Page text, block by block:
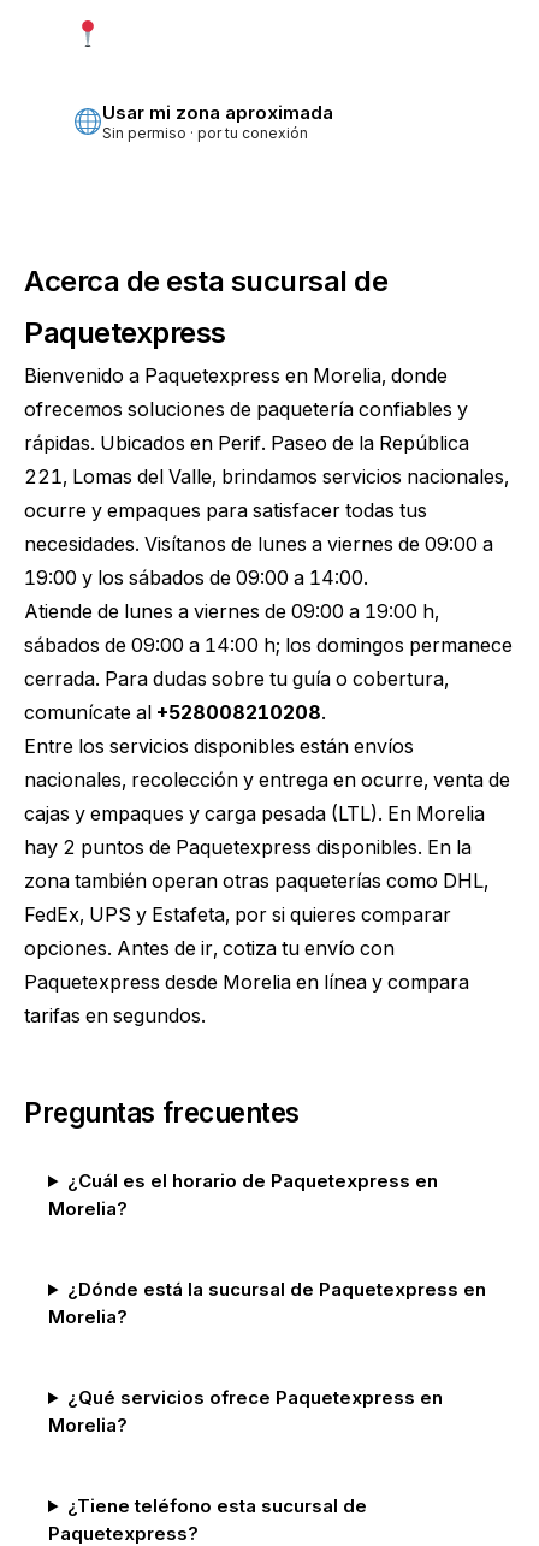
Usar mi zona aproximada
Sin permiso · por tu conexión
Acerca de esta sucursal de
Paquetexpress
Bienvenido a Paquetexpress en Morelia, donde
ofrecemos soluciones de paquetería confiables y
rápidas. Ubicados en Perif. Paseo de la República
221, Lomas del Valle, brindamos servicios nacionales,
ocurre y empaques para satisfacer todas tus
necesidades. Visítanos de lunes a viernes de 09:00 a
19:00 y los sábados de 09:00 a 14:00.
Atiende de lunes a viernes de 09:00 a 19:00 h,
sábados de 09:00 a 14:00 h; los domingos permanece
cerrada. Para dudas sobre tu guía o cobertura,
comunícate al +528008210208.
Entre los servicios disponibles están envíos
nacionales, recolección y entrega en ocurre, venta de
cajas y empaques y carga pesada (LTL). En Morelia
hay 2 puntos de Paquetexpress disponibles. En la
zona también operan otras paqueterías como DHL,
FedEx, UPS y Estafeta, por si quieres comparar
opciones. Antes de ir, cotiza tu envío con
Paquetexpress desde Morelia en línea y compara
tarifas en segundos.
Preguntas frecuentes
¿Cuál es el horario de Paquetexpress en
Morelia?
¿Dónde está la sucursal de Paquetexpress en
Morelia?
¿Qué servicios ofrece Paquetexpress en
Morelia?
¿Tiene teléfono esta sucursal de
Paquetexpress?